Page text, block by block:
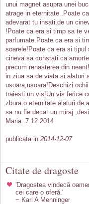
unui magnet asupra unei
atrage in eternitate .Poate
adevarat tu insati,de un
!Poate ca era si timp sa te
parfumate.Poate ca era si
soarele!Poate ca era si
cineva sa constati ca
precum renasterea din
in ziua sa de viata si alaturi
usoara,usoara!Deschizi
traiesti un vis!Un vis ferice
zbura o eternitate alaturi de
sa nu fie decat un miraj
Maria..7.12.2014
publicata in 2014-12-07
Citate de dragoste
'Dragostea vindecă
cei care o oferă.'
~ Karl A Menninger